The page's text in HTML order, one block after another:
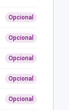
Opcional
Opcional
Opcional
Opcional
Opcional